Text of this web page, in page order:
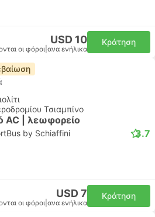
USD 10
οι φόροι ανα ενήλικα
Κράτηση
Τσιαμπίνο
AC | λεωφορείο
by Schiaffini 3.7
USD 7
οι φόροι ανα ενήλικα
Κράτηση